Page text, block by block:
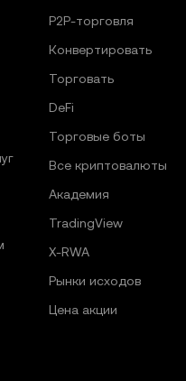
P2P-торговля
Конвертировать
Торговать
DeFi
Торговые боты
Все криптовалюты
Академия
TradingView
X-RWA
Рынки исходов
Цена акции